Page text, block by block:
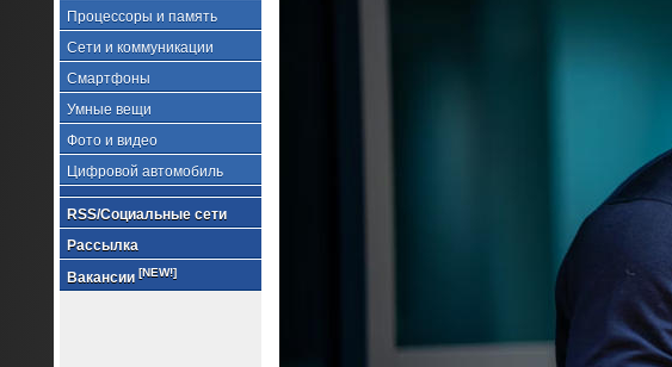
Процессоры и память
Сети и коммуникации
Смартфоны
Умные вещи
Фото и видео
Цифровой автомобиль
RSS/Социальные сети
Рассылка
Вакансии [NEW!]